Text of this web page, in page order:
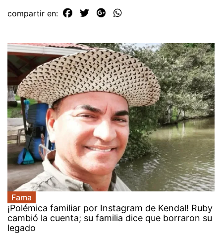
compartir en:
Fama
¡Polémica familiar por Instagram de Kendal! Ruby
cambió la cuenta; su familia dice que borraron su
legado